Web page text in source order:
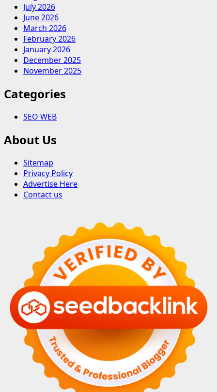
July 2026
June 2026
March 2026
February 2026
January 2026
December 2025
November 2025
Categories
SEO WEB
About Us
Sitemap
Privacy Policy
Advertise Here
Contact us